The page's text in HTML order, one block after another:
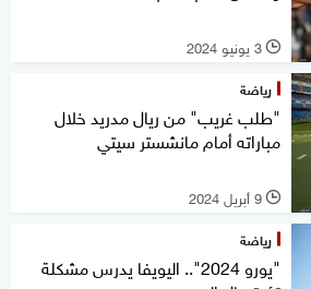
l 3 يونيو 2024
رياضة
"طلب غريب" من ريال مدريد خلال
مباراته أمام مانشستر سيتي
l 9 أبريل 2024
رياضة
"يورو 2024".. اليويفا يدرس مشكلة